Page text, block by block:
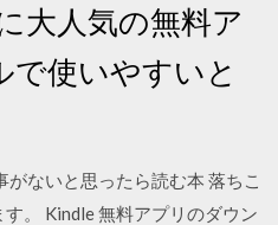
大人気の無料ア
使いやすいと
ないと思ったら読む本 落ちこ
。 Kindle 無料アプリのダウン